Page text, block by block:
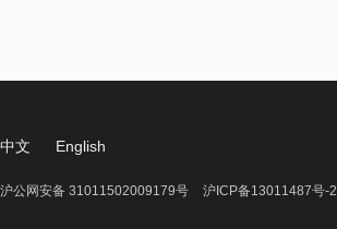
中文 English
沪公网安备 31011502009179号 沪ICP备13011487号-2